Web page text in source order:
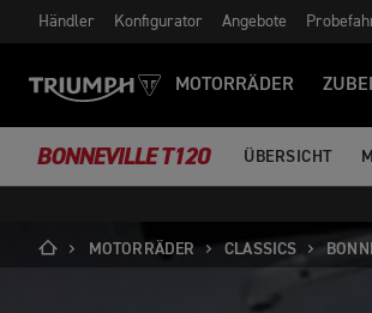
Händler Konfigurator Angebote
MOTORRÄDER
BONNEVILLE T120 ÜBERSICHT
MOTORRÄDER CLASSICS